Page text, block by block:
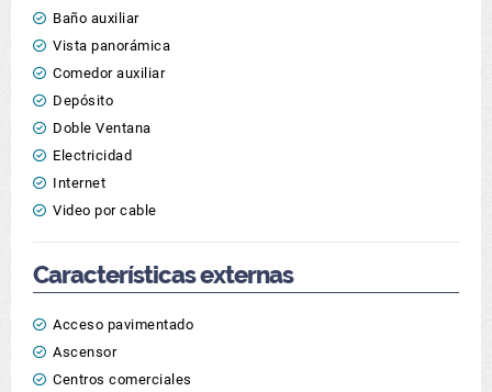
Baño auxiliar
Vista panorámica
Comedor auxiliar
Depósito
Doble Ventana
Electricidad
Internet
Video por cable
Características externas
Acceso pavimentado
Ascensor
Centros comerciales